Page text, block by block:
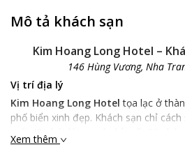
Mô tả khách sạn
Kim Hoang Long Hotel –
146 Hùng Vương, Nha
Vị trí địa lý
Kim Hoang Long Hotel tọa lạc ở
phố biển xinh đẹp. Khách sạn chỉ
mất 40 phút lái xe, và chỉ mất 26 phút
Nha Trang. Với 5 phút đi bộ bạn đã
Xem thêm